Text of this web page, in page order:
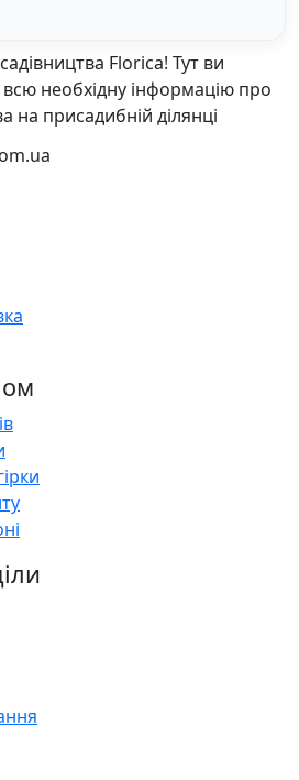
Florica! Тут ви
необхідну інформацію про
на присадибній ділянці